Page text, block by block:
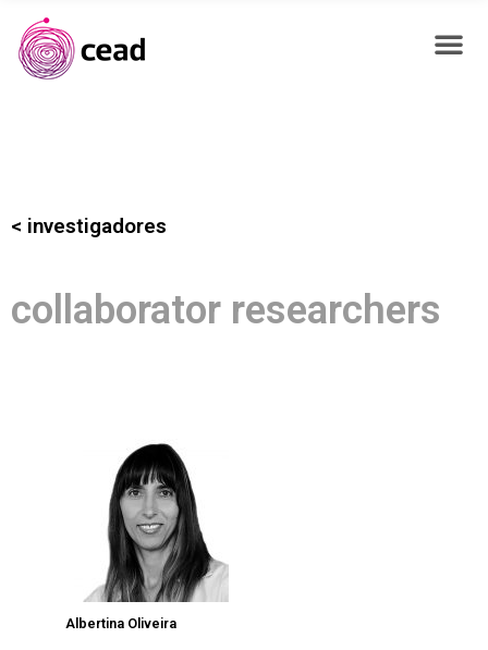
< investigadores
collaborator researchers
Albertina Oliveira